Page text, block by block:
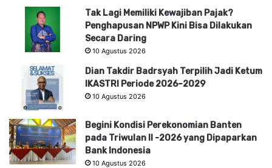
Tak Lagi Memiliki Kewajiban Pajak?
Penghapusan NPWP Kini Bisa Dilakukan
Secara Daring
10 Agustus 2026
Dian Takdir Badrsyah Terpilih Jadi Ketum
IKASTRI Periode 2026–2029
10 Agustus 2026
Begini Kondisi Perekonomian Banten
pada Triwulan II -2026 yang Dipaparkan
Bank Indonesia
10 Agustus 2026